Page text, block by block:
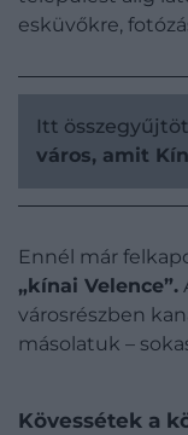
esküvőkre,
Itt
város, amit
Ennél már
„kínai Velence”.
városrészben
másolatuk –
Kövessétek a